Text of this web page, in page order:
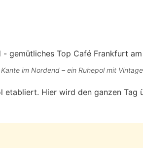
im Nordend – ein Ruhepol mit
Hier wird den ganzen